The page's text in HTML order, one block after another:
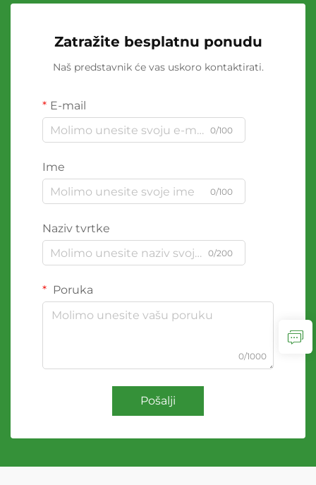
Zatražite besplatnu ponudu
Naš predstavnik će vas uskoro kontaktirati.
E-mail
0/100
Ime
0/100
Naziv tvrtke
0/200
Poruka
0/1000
Pošalji